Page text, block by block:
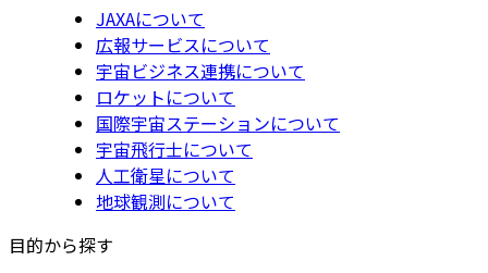
JAXAについて
広報サービスについて
宇宙ビジネス連携について
ロケットについて
国際宇宙ステーションについて
宇宙飛行士について
人工衛星について
地球観測について
目的から探す